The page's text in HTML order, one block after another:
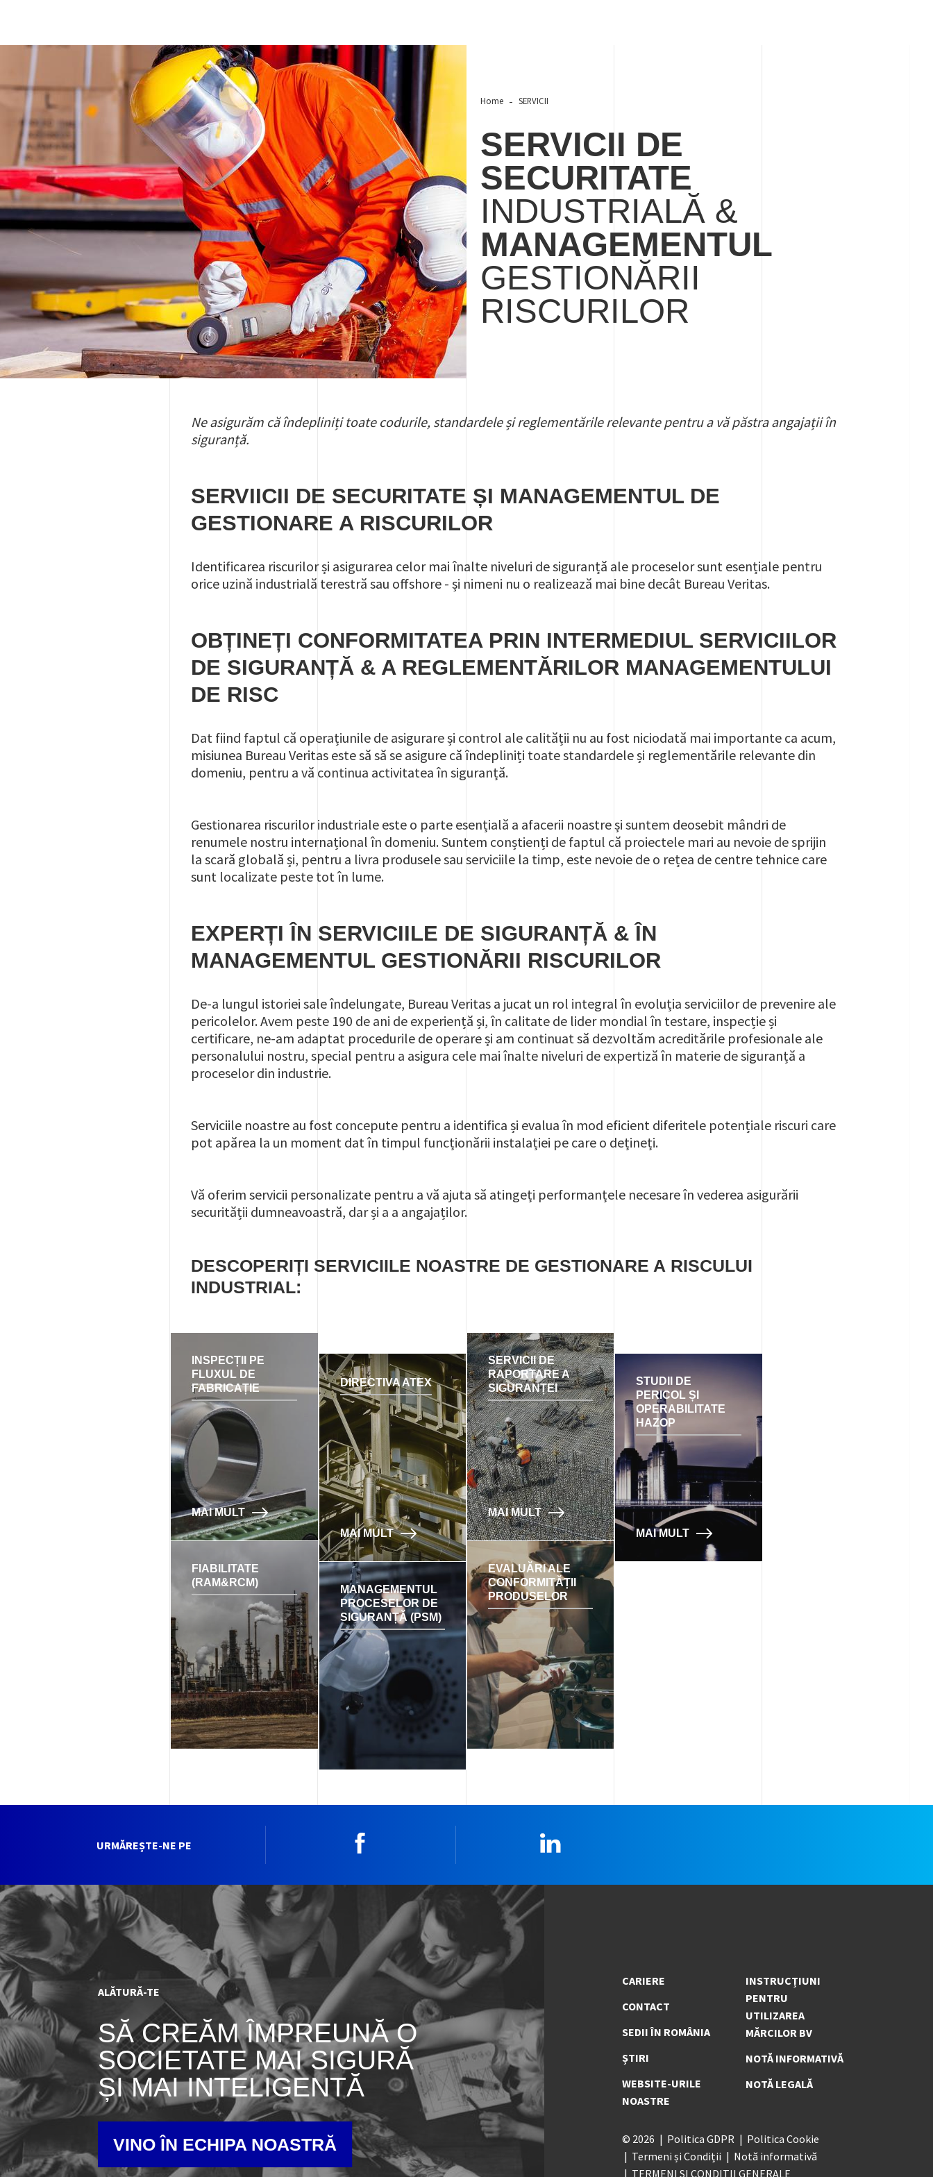
Managementul riscului industrial
Home SERVICII
SERVICII DE
SECURITATE
INDUSTRIALĂ &
MANAGEMENTUL
GESTIONĂRII
RISCURILOR
Ne asigurăm că îndepliniți toate codurile, standardele și reglementările relevante pentru a vă păstra angajații în
siguranță.
SERVIICII DE SECURITATE ȘI MANAGEMENTUL DE
GESTIONARE A RISCURILOR
Identificarea riscurilor și asigurarea celor mai înalte niveluri de siguranță ale proceselor sunt esențiale pentru
orice uzină industrială terestră sau offshore - și nimeni nu o realizează mai bine decât Bureau Veritas.
OBȚINEȚI CONFORMITATEA PRIN INTERMEDIUL SERVICIILOR
DE SIGURANȚĂ & A REGLEMENTĂRILOR MANAGEMENTULUI
DE RISC
Dat fiind faptul că operațiunile de asigurare și control ale calității nu au fost niciodată mai importante ca acum,
misiunea Bureau Veritas este să să se asigure că îndepliniți toate standardele și reglementările relevante din
domeniu, pentru a vă continua activitatea în siguranță.
Gestionarea riscurilor industriale este o parte esențială a afacerii noastre și suntem deosebit mândri de
renumele nostru internațional în domeniu. Suntem conștienți de faptul că proiectele mari au nevoie de sprijin
la scară globală și, pentru a livra produsele sau serviciile la timp, este nevoie de o rețea de centre tehnice care
sunt localizate peste tot în lume.
EXPERȚI ÎN SERVICIILE DE SIGURANȚĂ & ÎN
MANAGEMENTUL GESTIONĂRII RISCURILOR
De-a lungul istoriei sale îndelungate, Bureau Veritas a jucat un rol integral în evoluția serviciilor de prevenire ale
pericolelor. Avem peste 190 de ani de experiență și, în calitate de lider mondial în testare, inspecție și
certificare, ne-am adaptat procedurile de operare și am continuat să dezvoltăm acreditările profesionale ale
personalului nostru, special pentru a asigura cele mai înalte niveluri de expertiză în materie de siguranță a
proceselor din industrie.
Serviciile noastre au fost concepute pentru a identifica și evalua în mod eficient diferitele potențiale riscuri care
pot apărea la un moment dat în timpul funcționării instalației pe care o dețineți.
Vă oferim servicii personalizate pentru a vă ajuta să atingeți performanțele necesare în vederea asigurării
securității dumneavoastră, dar și a a angajaților.
DESCOPERIȚI SERVICIILE NOASTRE DE GESTIONARE A RISCULUI
INDUSTRIAL:
INSPECȚII PE
FLUXUL DE
FABRICAȚIE
MAI MULT
DIRECTIVA ATEX
MAI MULT
SERVICII DE
RAPORTARE A
SIGURANȚEI
MAI MULT
STUDII DE
PERICOL ȘI
OPERABILITATE
HAZOP
MAI MULT
FIABILITATE
(RAM&RCM)
MANAGEMENTUL
PROCESELOR DE
SIGURANȚĂ (PSM)
EVALUĂRI ALE
CONFORMITĂȚII
PRODUSELOR
URMĂREȘTE-NE PE
ALĂTURĂ-TE
SĂ CREĂM ÎMPREUNĂ O
SOCIETATE MAI SIGURĂ
ȘI MAI INTELIGENTĂ
VINO ÎN ECHIPA NOASTRĂ
CARIERE
CONTACT
SEDII ÎN ROMÂNIA
ȘTIRI
WEBSITE-URILE
NOASTRE
INSTRUCȚIUNI
PENTRU
UTILIZAREA
MĂRCILOR BV
NOTĂ INFORMATIVĂ
NOTĂ LEGALĂ
© 2026 Politica GDPR
Politica Cookie
Termeni și Condiții
Notă informativă
TERMENI ȘI CONDIȚII GENERALE